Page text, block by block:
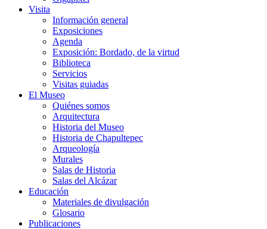
Visita
Información general
Exposiciones
Agenda
Exposición: Bordado, de la virtud
Biblioteca
Servicios
Visitas guiadas
El Museo
Quiénes somos
Arquitectura
Historia del Museo
Historia de Chapultepec
Arqueología
Murales
Salas de Historia
Salas del Alcázar
Educación
Materiales de divulgación
Glosario
Publicaciones